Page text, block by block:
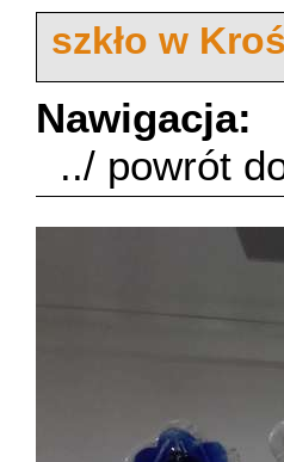
szkło w
Nawigacja:
../ powrót